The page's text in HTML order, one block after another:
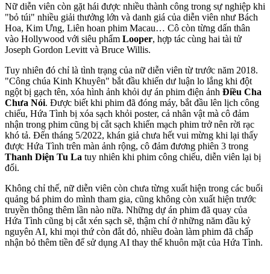
Nữ diễn viên còn gặt hái được nhiều thành công trong sự nghiệp khi
"bỏ túi" nhiều giải thưởng lớn và danh giá của diễn viên như Bách
Hoa, Kim Ưng, Liên hoan phim Macau… Cô còn từng dấn thân
vào Hollywood với siêu phẩm Looper, hợp tác cùng hai tài tử
Joseph Gordon Levitt và Bruce Willis.
Tuy nhiên đó chỉ là tình trạng của nữ diễn viên từ trước năm 2018.
"Công chúa Kinh Khuyên" bắt đầu khiến dư luận lo lắng khi đột
ngột bị gạch tên, xóa hình ảnh khỏi dự án phim điện ảnh Điều Cha
Chưa Nói. Được biết khi phim đã đóng máy, bắt đầu lên lịch công
chiếu, Hứa Tình bị xóa sạch khỏi poster, cả nhân vật mà cô đảm
nhận trong phim cũng bị cắt sạch khiến mạch phim trở nên rời rạc
khó tả. Đến tháng 5/2022, khán giả chưa hết vui mừng khi lại thấy
được Hứa Tình trên màn ảnh rộng, cô đảm đương phiên 3 trong
Thanh Diện Tu La tuy nhiên khi phim công chiếu, diễn viên lại bị
đổi.
Không chỉ thế, nữ diễn viên còn chưa từng xuất hiện trong các buổi
quảng bá phim do mình tham gia, cũng không còn xuất hiện trước
truyền thông thêm lần nào nữa. Những dự án phim đã quay của
Hứa Tình cũng bị cắt xén sạch sẽ, thậm chí ở những năm đầu kỷ
nguyên AI, khi mọi thứ còn đắt đỏ, nhiều đoàn làm phim đã chấp
nhận bỏ thêm tiền để sử dụng AI thay thế khuôn mặt của Hứa Tình.